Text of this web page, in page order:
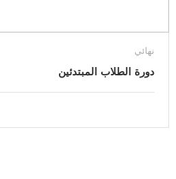
نهائي
دورة الطلاب المبتدئين